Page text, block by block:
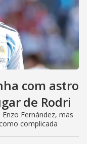
com astro
de Rodri
Fernández, mas
complicada